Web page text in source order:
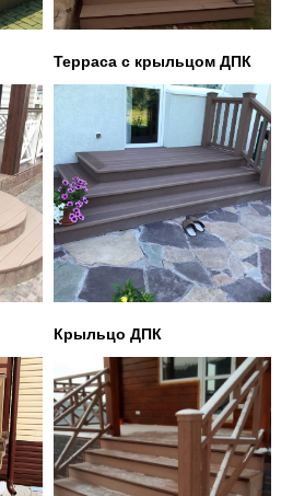
Терраса с крыльцом ДПК
Крыльцо ДПК